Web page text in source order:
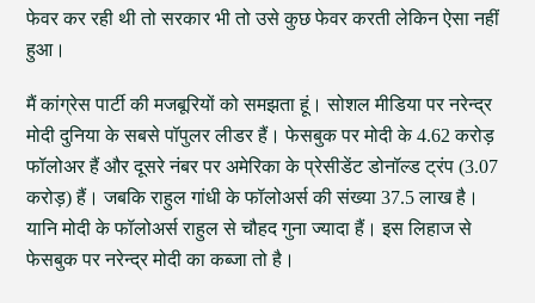
फेवर कर रही थी तो सरकार भी तो उसे कुछ फेवर करती लेकिन ऐसा नहीं
हुआ।
मैं कांग्रेस पार्टी की मजबूरियों को समझता हूं। सोशल मीडिया पर नरेन्द्र
मोदी दुनिया के सबसे पॉपुलर लीडर हैं। फेसबुक पर मोदी के 4.62 करोड़
फॉलोअर हैं और दूसरे नंबर पर अमेरिका के प्रेसीडेंट डोनॉल्ड ट्रंप (3.07
करोड़) हैं। जबकि राहुल गांधी के फॉलोअर्स की संख्या 37.5 लाख है।
यानि मोदी के फॉलोअर्स राहुल से चौहद गुना ज्यादा हैं। इस लिहाज से
फेसबुक पर नरेन्द्र मोदी का कब्जा तो है।